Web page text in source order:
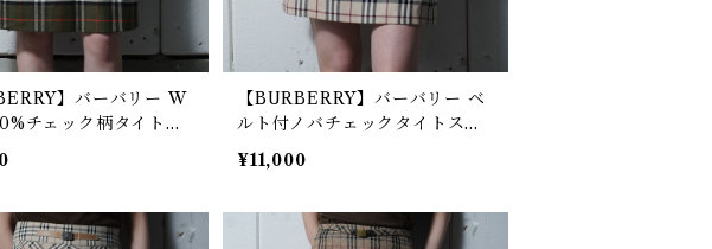
】バーバリー W
チェック柄タイトス
【BURBERRY】バーバリー ベ
ルト付ノバチェックタイトスカ
ート beige
¥11,000